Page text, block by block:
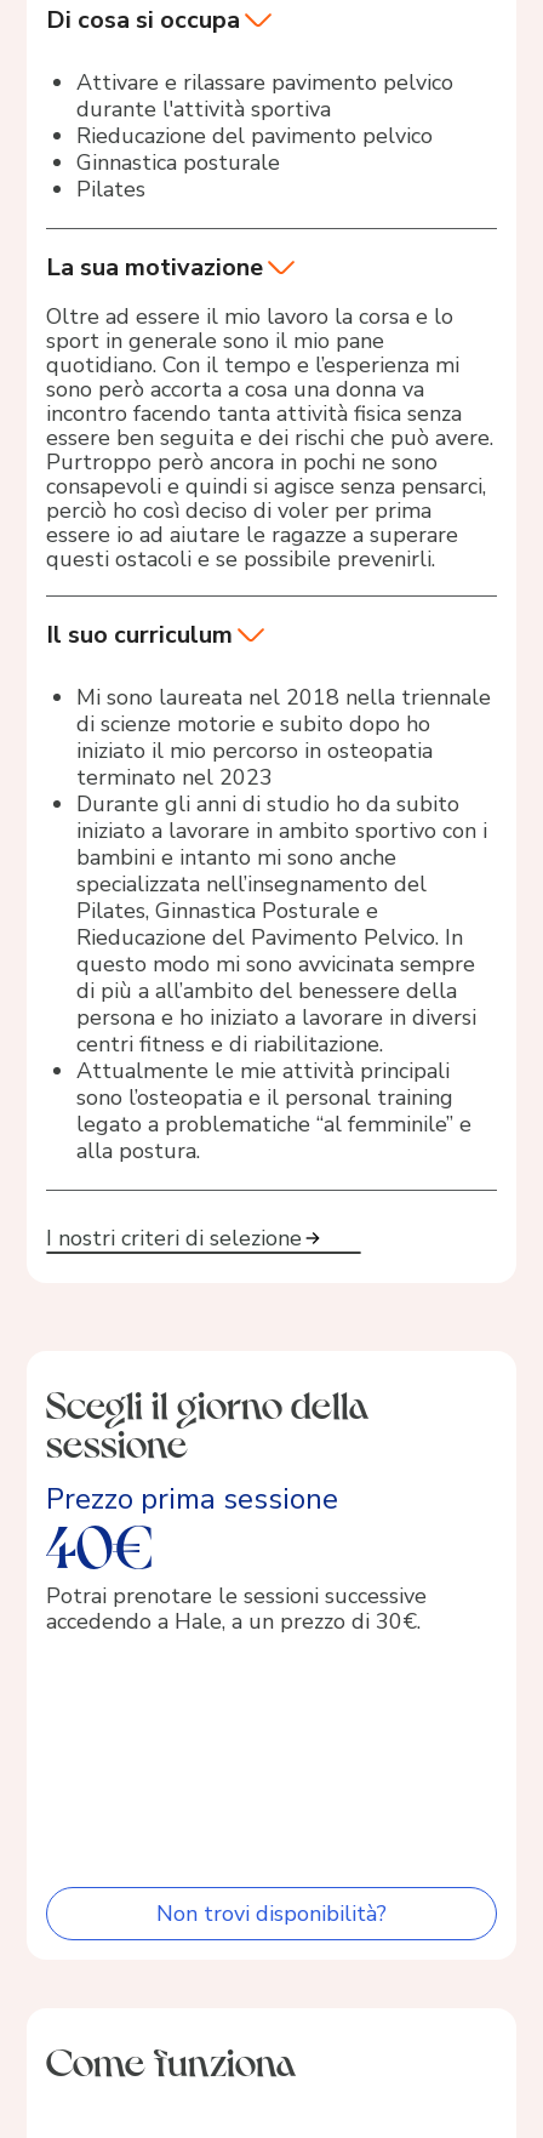
Di cosa si occupa
Attivare e rilassare pavimento pelvico
durante l'attività sportiva
Rieducazione del pavimento pelvico
Ginnastica posturale
Pilates
La sua motivazione
Oltre ad essere il mio lavoro la corsa e lo
sport in generale sono il mio pane
quotidiano. Con il tempo e l’esperienza mi
sono però accorta a cosa una donna va
incontro facendo tanta attività fisica senza
essere ben seguita e dei rischi che può avere.
Purtroppo però ancora in pochi ne sono
consapevoli e quindi si agisce senza pensarci,
perciò ho così deciso di voler per prima
essere io ad aiutare le ragazze a superare
questi ostacoli e se possibile prevenirli.
Il suo curriculum
Mi sono laureata nel 2018 nella triennale
di scienze motorie e subito dopo ho
iniziato il mio percorso in osteopatia
terminato nel 2023
Durante gli anni di studio ho da subito
iniziato a lavorare in ambito sportivo con i
bambini e intanto mi sono anche
specializzata nell’insegnamento del
Pilates, Ginnastica Posturale e
Rieducazione del Pavimento Pelvico. In
questo modo mi sono avvicinata sempre
di più a all’ambito del benessere della
persona e ho iniziato a lavorare in diversi
centri fitness e di riabilitazione.
Attualmente le mie attività principali
sono l’osteopatia e il personal training
legato a problematiche “al femminile” e
alla postura.
I nostri criteri di selezione
Scegli il giorno della
sessione
Prezzo prima sessione
40€
Potrai prenotare le sessioni successive
accedendo a Hale, a un prezzo di 30€.
Non trovi disponibilità?
Come funziona